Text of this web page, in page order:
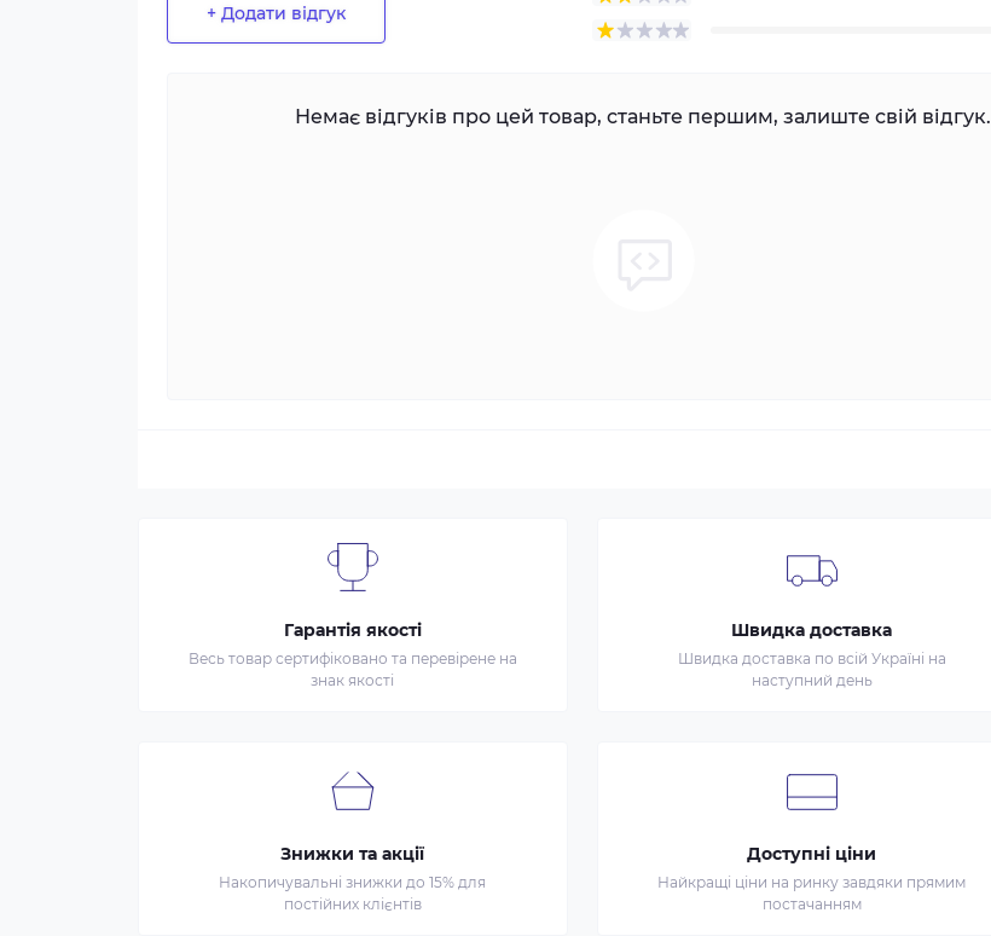
+ Додати відгук
Немає відгуків про цей товар, станьте першим, залиште свій відгук.
Гарантія якості
Весь товар сертифіковано та перевірене на
знак якості
Швидка доставка
Швидка доставка по всій Україні на
наступний день
Знижки та акції
Накопичувальні знижки до 15% для
постійних клієнтів
Доступні ціни
Найкращі ціни на ринку завдяки прямим
постачанням